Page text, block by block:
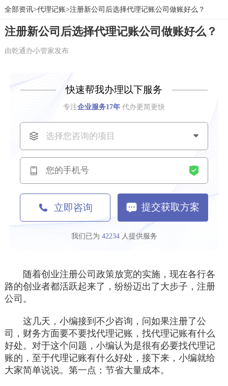
全部资讯>代理记账>注册新公司后选择代理记账公司做账好么？
注册新公司后选择代理记账公司做账好么？
由乾通办小管家发布
快速帮我办理以下服务
专注企业服务17年 代办更简更快
立即咨询 提交获取方案
我们已为 42234人提供服务
随着创业注册公司政策放宽的实施，现在各行各
路的创业者都活跃起来了，纷纷迈出了大步子，注册
公司。
这几天，小编接到不少咨询，问如果注册了公
司，财务方面要不要找代理记账，找代理记账有什么
好处。对于这个问题，小编认为是很有必要找代理记
账的，至于代理记账有什么好处，接下来，小编就给
大家简单说说。第一点：节省大量成本。